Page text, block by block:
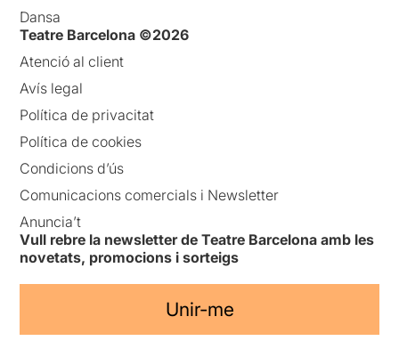
Dansa
Teatre Barcelona ©2026
Atenció al client
Avís legal
Política de privacitat
Política de cookies
Condicions d’ús
Comunicacions comercials i Newsletter
Anuncia’t
Vull rebre la newsletter de Teatre Barcelona amb les
novetats, promocions i sorteigs
Unir-me